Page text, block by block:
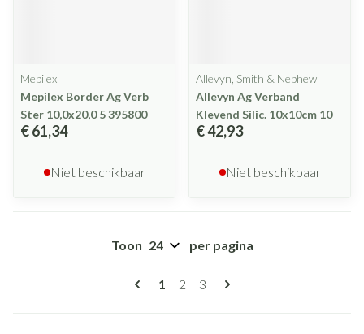
Mepilex
Mepilex Border Ag Verb
Ster 10,0x20,0 5 395800
€ 61,34
Niet beschikbaar
Allevyn, Smith & Nephew
Allevyn Ag Verband
Klevend Silic. 10x10cm 10
€ 42,93
Niet beschikbaar
Pagina's
U lees momenteel pagina
1 Pagina
2 Pagina
3
Toon per pagina